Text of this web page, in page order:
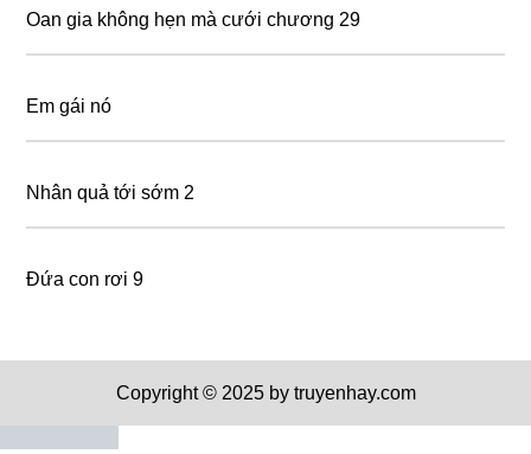
Oan gia không hẹn mà cưới chương 29
Em gái nó
Nhân quả tới sớm 2
Đứa con rơi 9
Copyright © 2025 by truyenhay.com